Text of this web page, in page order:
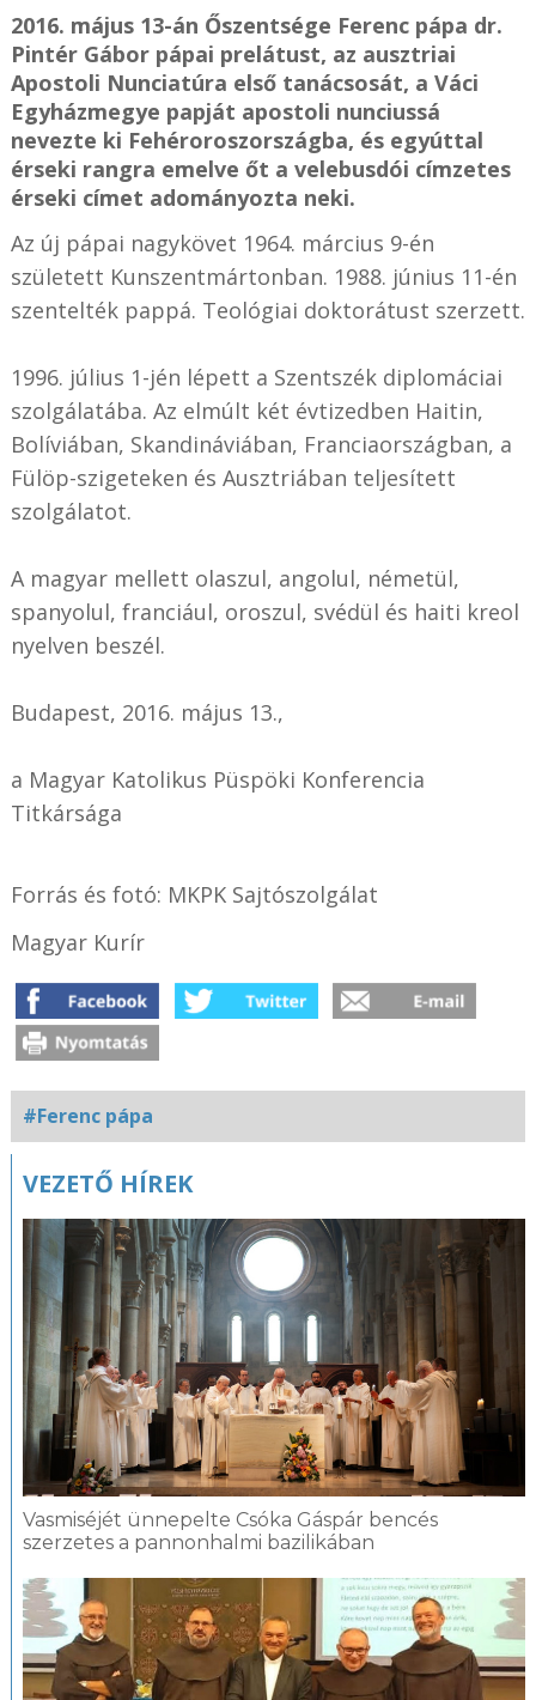
2016. május 13-án Őszentsége Ferenc pápa dr.
Pintér Gábor pápai prelátust, az ausztriai
Apostoli Nunciatúra első tanácsosát, a Váci
Egyházmegye papját apostoli nunciussá
nevezte ki Fehéroroszországba, és egyúttal
érseki rangra emelve őt a velebusdói címzetes
érseki címet adományozta neki.
Az új pápai nagykövet 1964. március 9-én
született Kunszentmártonban. 1988. június 11-én
szentelték pappá. Teológiai doktorátust szerzett.
1996. július 1-jén lépett a Szentszék diplomáciai
szolgálatába. Az elmúlt két évtizedben Haitin,
Bolíviában, Skandináviában, Franciaországban, a
Fülöp-szigeteken és Ausztriában teljesített
szolgálatot.
A magyar mellett olaszul, angolul, németül,
spanyolul, franciául, oroszul, svédül és haiti kreol
nyelven beszél.
Budapest, 2016. május 13.,
a Magyar Katolikus Püspöki Konferencia
Titkársága
Forrás és fotó: MKPK Sajtószolgálat
Magyar Kurír
#Ferenc pápa
Kapcsolódó
VEZETŐ HÍREK
Vasmiséjét ünnepelte Csóka Gáspár bencés
szerzetes a pannonhalmi bazilikában